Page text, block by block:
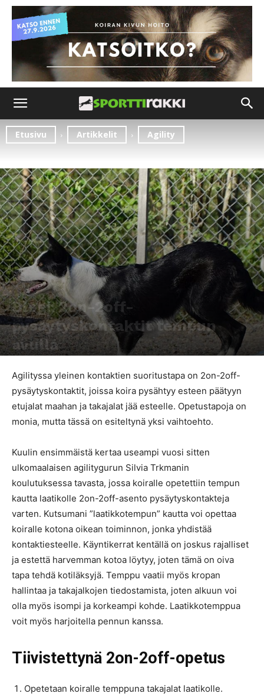
Etusivu Artikkelit Agility
Agility
Blogi: 2on-2off-
pysäytyskontaktit tempun
avulla
Agilityssa yleinen kontaktien suoritustapa on 2on-2off-
pysäytyskontaktit, joissa koira pysähtyy esteen päätyyn
etujalat maahan ja takajalat jää esteelle. Opetustapoja on
monia, mutta tässä on esiteltynä yksi vaihtoehto.
Kuulin ensimmäistä kertaa useampi vuosi sitten
ulkomaalaisen agilitygurun Silvia Trkmanin
koulutuksessa tavasta, jossa koiralle opetettiin tempun
kautta laatikolle 2on-2off-asento pysäytyskontakteja
varten. Kutsumani ”laatikkotempun” kautta voi opettaa
koiralle kotona oikean toiminnon, jonka yhdistää
kontaktiesteelle. Käyntikerrat kentällä on joskus rajalliset
ja estettä harvemman kotoa löytyy, joten tämä on oiva
tapa tehdä kotiläksyjä. Temppu vaatii myös kropan
hallintaa ja takajalkojen tiedostamista, joten alkuun voi
olla myös isompi ja korkeampi kohde. Laatikkotemppua
voit myös harjoitella pennun kanssa.
Tiivistettynä 2on-2off-opetus
Opetetaan koiralle temppuna takajalat laatikolle.